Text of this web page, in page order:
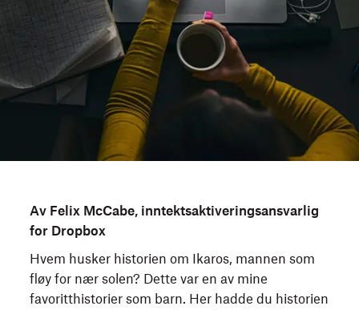
Av Felix McCabe, inntektsaktiveringsansvarlig
for Dropbox
Hvem husker historien om Ikaros, mannen som
fløy for nær solen? Dette var en av mine
favoritthistorier som barn. Her hadde du historien